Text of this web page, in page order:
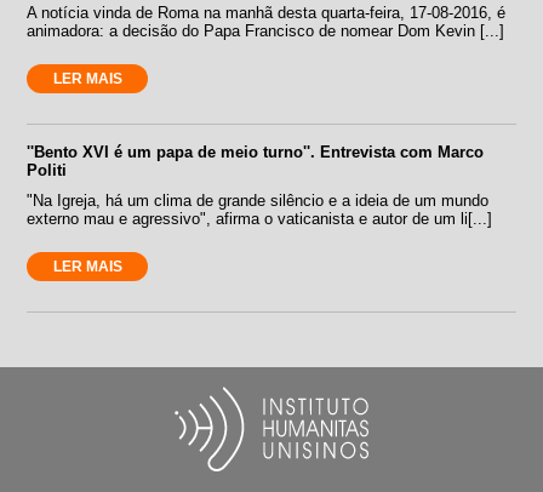
A notícia vinda de Roma na manhã desta quarta-feira, 17-08-2016, é
animadora: a decisão do Papa Francisco de nomear Dom Kevin [...]
LER MAIS
''Bento XVI é um papa de meio turno''. Entrevista com Marco
Politi
"Na Igreja, há um clima de grande silêncio e a ideia de um mundo
externo mau e agressivo", afirma o vaticanista e autor de um li[...]
LER MAIS